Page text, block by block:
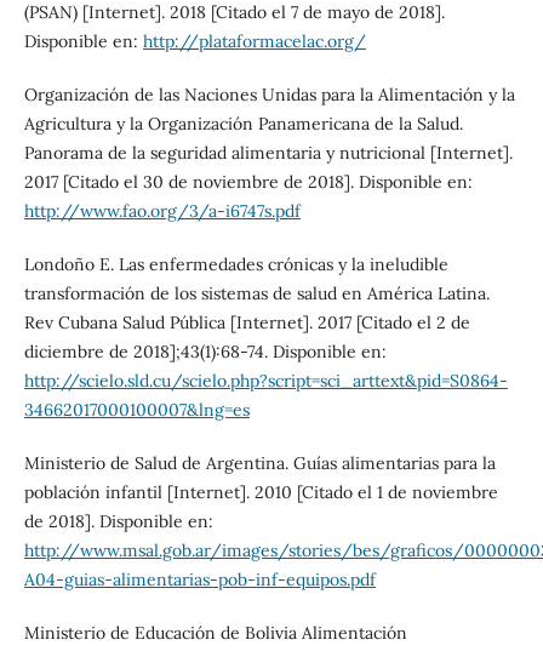
(PSAN) [Internet]. 2018 [Citado el 7 de mayo de 2018].
Disponible en: http://plataformacelac.org/
Organización de las Naciones Unidas para la Alimentación y la
Agricultura y la Organización Panamericana de la Salud.
Panorama de la seguridad alimentaria y nutricional [Internet].
2017 [Citado el 30 de noviembre de 2018]. Disponible en:
http://www.fao.org/3/a-i6747s.pdf
Londoño E. Las enfermedades crónicas y la ineludible
transformación de los sistemas de salud en América Latina.
Rev Cubana Salud Pública [Internet]. 2017 [Citado el 2 de
diciembre de 2018];43(1):68-74. Disponible en:
http://scielo.sld.cu/scielo.php?script=sci_arttext&pid=S0864-
34662017000100007&lng=es
Ministerio de Salud de Argentina. Guías alimentarias para la
población infantil [Internet]. 2010 [Citado el 1 de noviembre
de 2018]. Disponible en:
http://www.msal.gob.ar/images/stories/bes/graficos/
A04-guias-alimentarias-pob-inf-equipos.pdf
Ministerio de Educación de Bolivia Alimentación